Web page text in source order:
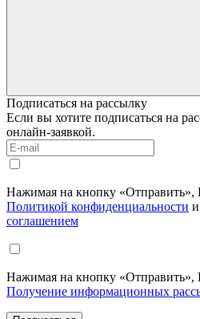
Подписаться на рассылку
Если вы хотите подписаться на
онлайн-заявкой.
Нажимая на кнопку «Отправить»,
Политикой конфиденциальности и
соглашением
Нажимая на кнопку «Отправить»,
Получение информационных